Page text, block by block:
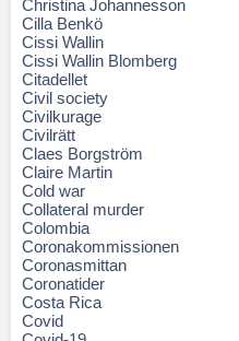
Christina Johannesson
Cilla Benkö
Cissi Wallin
Cissi Wallin Blomberg
Citadellet
Civil society
Civilkurage
Civilrätt
Claes Borgström
Claire Martin
Cold war
Collateral murder
Colombia
Coronakommissionen
Coronasmittan
Coronatider
Costa Rica
Covid